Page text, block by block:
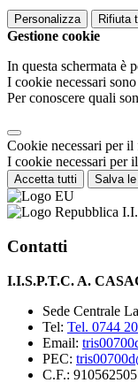
Personalizza Rifiuta
Gestione cookie
In questa schermata è
I cookie necessari
Per conoscere quali
Cookie necessari per
I cookie necessari per
Accetta tutti Salva
Contatti
I.I.S.P.T.C. A.
Sede Centrale
Tel: Tel. 0744
Email:
PEC:
C.F.: